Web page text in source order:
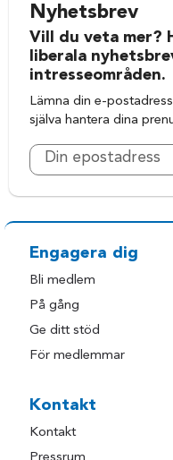
Nyhetsbrev
Vill du veta mer?
liberala
intresseområden.
Lämna din e-
själva hantera dina
Engagera dig
Bli medlem
På gång
Ge ditt stöd
För medlemmar
Kontakt
Kontakt